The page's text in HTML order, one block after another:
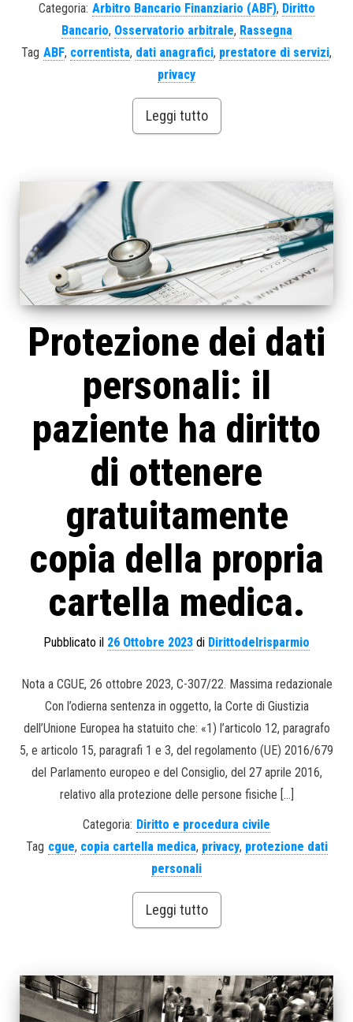
Categoria: Arbitro Bancario Finanziario (ABF), Diritto
Bancario, Osservatorio arbitrale, Rassegna
Tag ABF, correntista, dati anagrafici, prestatore di servizi,
privacy
Leggi tutto
Protezione dei dati
personali: il
paziente ha diritto
di ottenere
gratuitamente
copia della propria
cartella medica.
Pubblicato il 26 Ottobre 2023 di Dirittodelrisparmio
Nota a CGUE, 26 ottobre 2023, C-307/22. Massima redazionale
Con l’odierna sentenza in oggetto, la Corte di Giustizia
dell’Unione Europea ha statuito che: «1) l’articolo 12, paragrafo
5, e articolo 15, paragrafi 1 e 3, del regolamento (UE) 2016/679
del Parlamento europeo e del Consiglio, del 27 aprile 2016,
relativo alla protezione delle persone fisiche […]
Categoria: Diritto e procedura civile
Tag cgue, copia cartella medica, privacy, protezione dati
personali
Leggi tutto